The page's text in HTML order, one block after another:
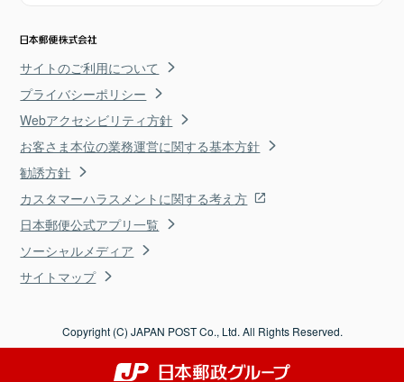
サイトのご利用について
プライバシーポリシー
Webアクセシビリティ方針
お客さま本位の業務運営に関する基本方針
勧誘方針
カスタマーハラスメントに関する考え方
日本郵便公式アプリ一覧
ソーシャルメディア
サイトマップ
Copyright (C) JAPAN POST Co., Ltd. All Rights Reserved.